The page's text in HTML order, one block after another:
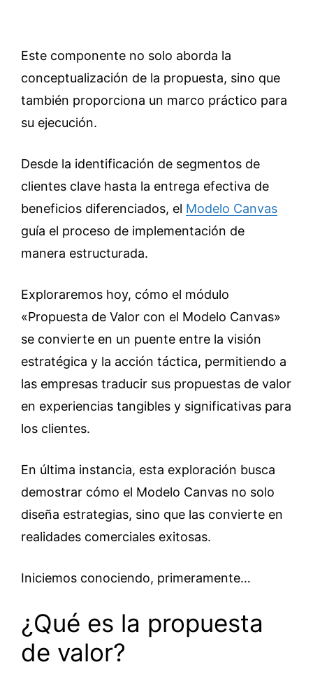
Este componente no solo aborda la
conceptualización de la propuesta, sino que
también proporciona un marco práctico para
su ejecución.
Desde la identificación de segmentos de
clientes clave hasta la entrega efectiva de
beneficios diferenciados, el Modelo Canvas
guía el proceso de implementación de
manera estructurada.
Exploraremos hoy, cómo el módulo
«Propuesta de Valor con el Modelo Canvas»
se convierte en un puente entre la visión
estratégica y la acción táctica, permitiendo a
las empresas traducir sus propuestas de valor
en experiencias tangibles y significativas para
los clientes.
En última instancia, esta exploración busca
demostrar cómo el Modelo Canvas no solo
diseña estrategias, sino que las convierte en
realidades comerciales exitosas.
Iniciemos conociendo, primeramente…
¿Qué es la propuesta
de valor?